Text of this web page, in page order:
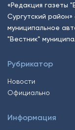
«Редакция газеты
Сургутский
муниципальное
"Вестник"
Рубрикатор
Новости
Официально
Информация